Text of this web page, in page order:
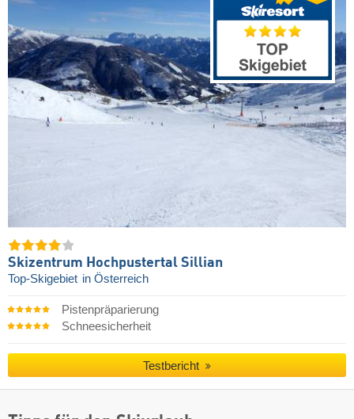
Skizentrum Hochpustertal Sillian
Top-Skigebiet in Österreich
Pistenpräparierung
Schneesicherheit
Testbericht